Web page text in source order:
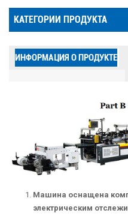
КАТЕГОРИИ ПРОДУКТА
ИНФОРМАЦИЯ О ПРОДУКТЕ
Машина оснащена
электрическим